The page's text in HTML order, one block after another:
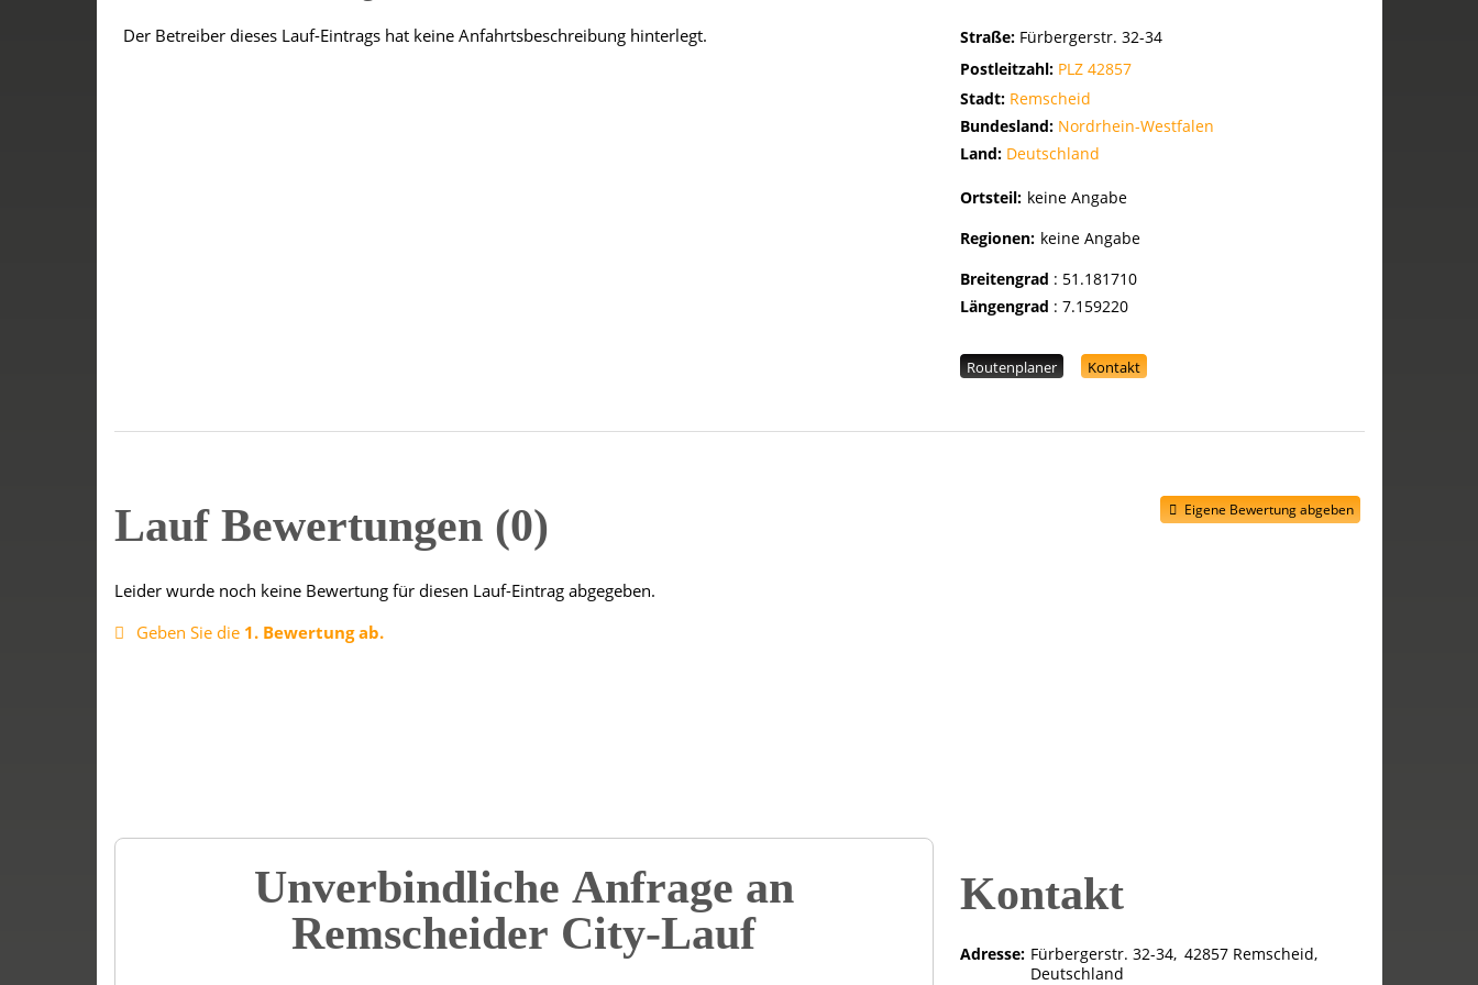
Der Betreiber dieses Lauf-Eintrags hat keine Anfahrtsbeschreibung hinterlegt. Straße: Fürbergerstr. 32-34
Postleitzahl: PLZ 42857
Stadt: Remscheid
Bundesland: Nordrhein-Westfalen
Land: Deutschland
Ortsteil: keine Angabe
Regionen: keine Angabe
Breitengrad : 51.181710
Längengrad :7.159220
Routenplaner Kontakt
Lauf Bewertungen 0 Eigene Bewertung abgeben
Leider wurde noch keine Bewertung für diesen Lauf-Eintrag abgegeben.
Geben Sie die 1. Bewertung ab.
Unverbindliche Anfrage an
Remscheider City-Lauf
Kontakt
Adresse: Fürbergerstr. 32-34 42857 Remscheid
Deutschland